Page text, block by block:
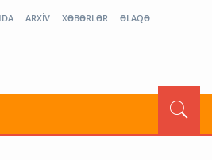
ARXİV XƏBƏRLƏR ƏLAQƏ